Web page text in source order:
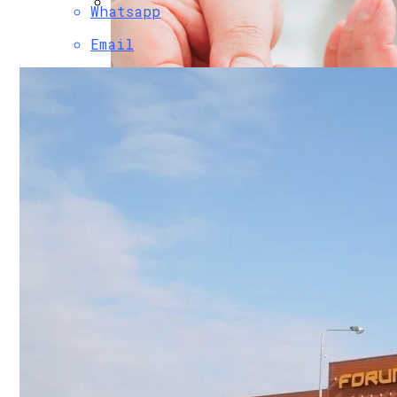
Walt Disney Покупает Долю В Epic Games
Финансовая Грамотность: Как
Как Найти Баланс Между Работой И
249 Пользователей Из 250 Возможных.
Интересные И Познавательные
Whatsapp
Email